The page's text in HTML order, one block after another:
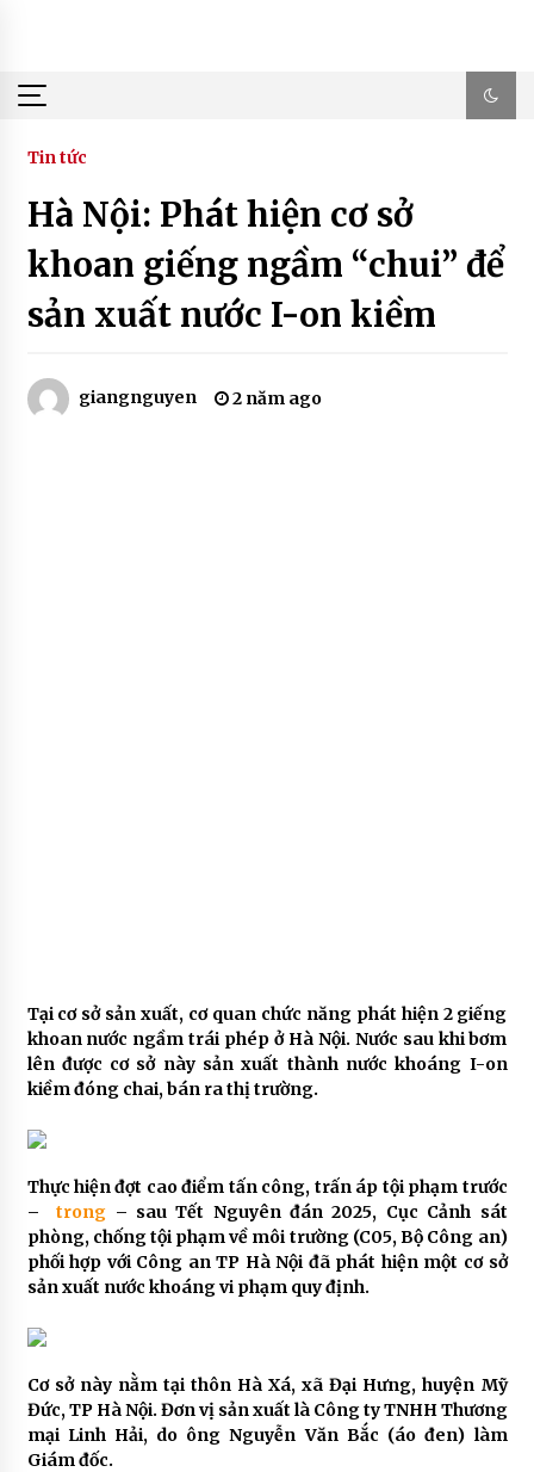
Tin tức
Hà Nội: Phát hiện cơ sở
khoan giếng ngầm “chui” để
sản xuất nước I-on kiềm
giangnguyen 2 năm ago
Tại cơ sở sản xuất, cơ quan chức năng phát hiện 2 giếng
khoan nước ngầm trái phép ở Hà Nội. Nước sau khi bơm
lên được cơ sở này sản xuất thành nước khoáng I-on
kiềm đóng chai, bán ra thị trường.
Thực hiện đợt cao điểm tấn công, trấn áp tội phạm trước
–
trong – sau Tết Nguyên đán 2025, Cục Cảnh sát
phòng, chống tội phạm về môi trường (C05, Bộ Công an)
phối hợp với Công an TP Hà Nội đã phát hiện một cơ sở
sản xuất nước khoáng vi phạm quy định.
Cơ sở này nằm tại thôn Hà Xá, xã Đại Hưng, huyện Mỹ
Đức, TP Hà Nội. Đơn vị sản xuất là Công ty TNHH Thương
mại Linh Hải, do ông Nguyễn Văn Bắc (áo đen) làm
Giám đốc.